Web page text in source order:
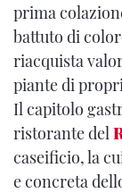
prima
battuto di
riacquista
piante di
Il capitolo
ristorante del
caseificio, la
e concreta